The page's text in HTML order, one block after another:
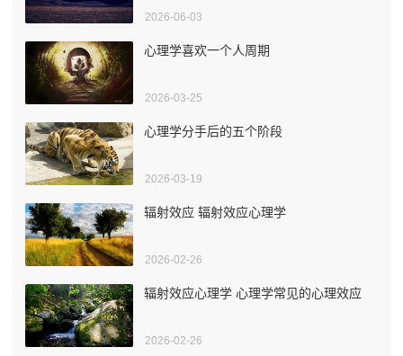
2026-06-03
心理学喜欢一个人周期
2026-03-25
心理学分手后的五个阶段
2026-03-19
辐射效应 辐射效应心理学
2026-02-26
辐射效应心理学 心理学常见的心理效应
2026-02-26